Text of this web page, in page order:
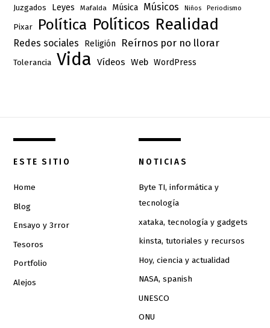
Juzgados Leyes Mafalda Música Músicos Niños Periodismo
Pixar Política Políticos Realidad
Redes sociales Religión Reírnos por no llorar
Tolerancia Vida Vídeos Web WordPress
ESTE SITIO
Home
Blog
Ensayo y 3rror
Tesoros
Portfolio
Alejos
NOTICIAS
Byte TI, informática y
tecnología
xataka, tecnología y gadgets
kinsta, tutoriales y recursos
Hoy, ciencia y actualidad
NASA, spanish
UNESCO
ONU